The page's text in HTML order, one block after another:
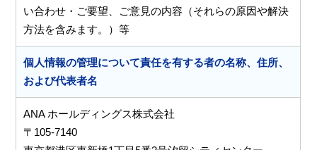
い合わせ・ご要望、ご意見の内容（それらの原因や解決
方法を含みます。）等
個人情報の管理について責任を有する者の名称、住所、
および代表者名
ANA ホールディングス株式会社
〒105-7140